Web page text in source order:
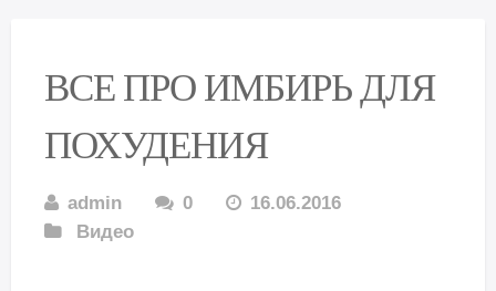
ВСЕ ПРО ИМБИРЬ ДЛЯ
ПОХУДЕНИЯ
admin 0
16.06.2016
Видео